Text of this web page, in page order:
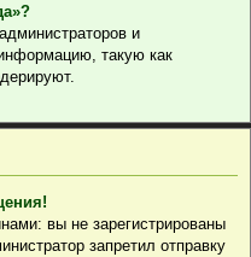
и
такую как
вы не зарегистрированы
запретил отправку